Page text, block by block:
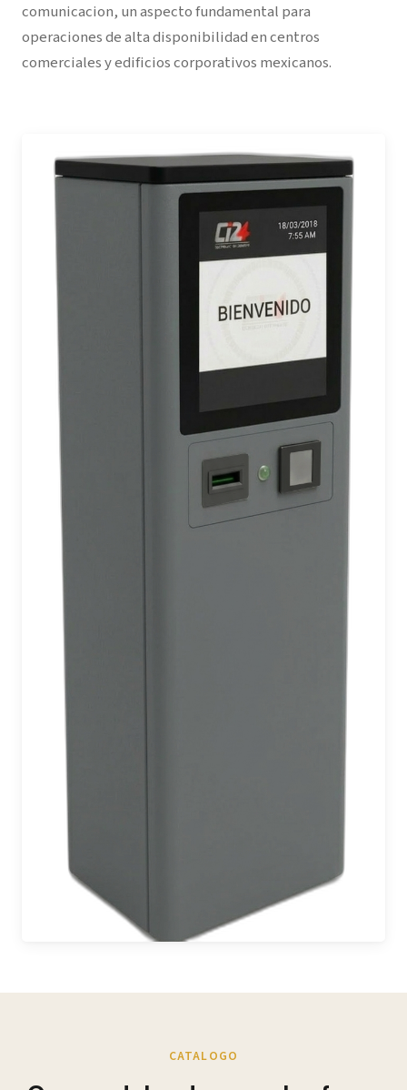
comunicacion, un aspecto fundamental para
operaciones de alta disponibilidad en centros
comerciales y edificios corporativos mexicanos.
CATALOGO